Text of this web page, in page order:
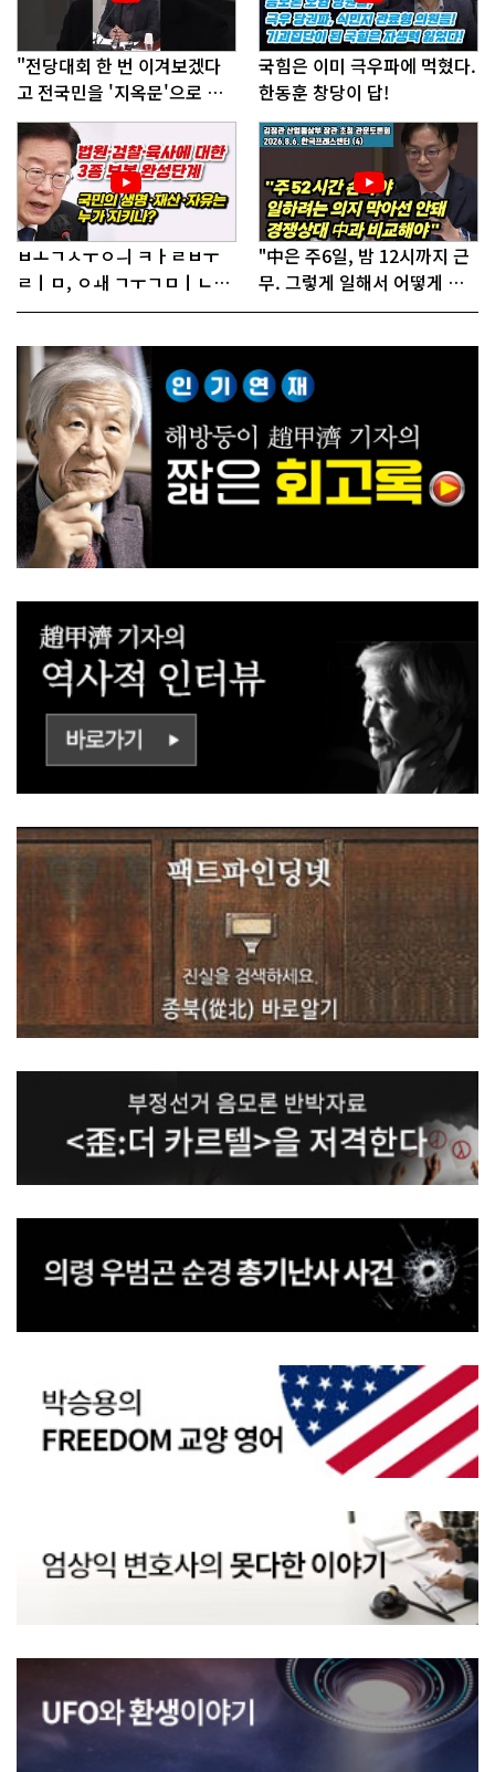
"전당대회 한 번 이겨보겠다
고 전국민을 '지옥문'으로 밀
어!"
국힘은 이미 극우파에 먹혔다.
한동훈 창당이 답!
ㅂㅗㄱㅅㅜㅇㅢ ㅋㅏㄹㅂㅜ
ㄹㅣㅁ, ㅇㅙ ㄱㅜㄱㅁㅣㄴㄷ
ㅡㄹㅇㅣ ㄷㅏㅇㅎㅐㅇㅑ ㅎ
"中은 주6일, 밤 12시까지 근
무. 그렇게 일해서 어떻게 경
쟁하냐 반문하더라"